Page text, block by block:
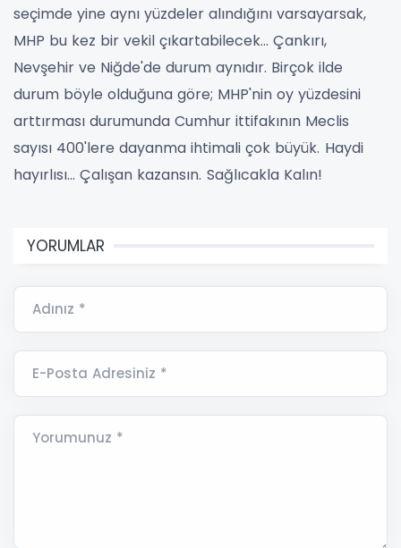
seçimde yine aynı yüzdeler alındığını varsayarsak,
MHP bu kez bir vekil çıkartabilecek… Çankırı,
Nevşehir ve Niğde'de durum aynıdır. Birçok ilde
durum böyle olduğuna göre; MHP'nin oy yüzdesini
arttırması durumunda Cumhur ittifakının Meclis
sayısı 400'lere dayanma ihtimali çok büyük. Haydi
hayırlısı… Çalışan kazansın. Sağlıcakla Kalın!
YORUMLAR
Adınız *
E-Posta Adresiniz *
Yorumunuz *